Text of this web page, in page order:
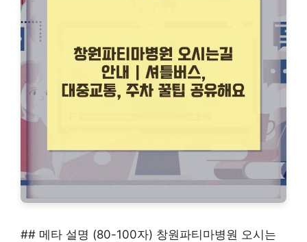
## 메타 설명 (80-100자) 창원파티마병원 오시는